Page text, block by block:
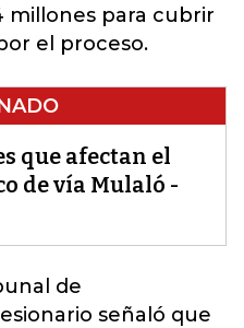
millones para cubrir
el proceso.
que afectan el
de vía Mulaló -
de
señaló que